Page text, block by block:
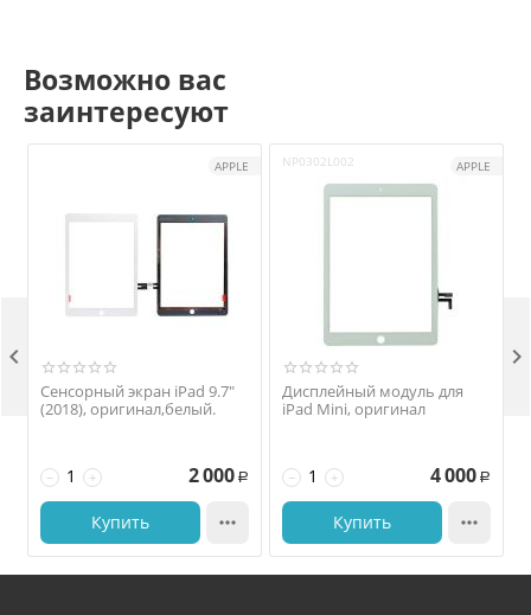
Возможно вас
заинтересуют
APPLE
Сенсорный экран iPad 9.7"
(2018), оригинал,белый.
+
− 2 000 Р
Купить 
NP0302L002 APPLE
Дисплейный модуль для
iPad Mini, оригинал
+
− 4 000 Р
Купить 
 